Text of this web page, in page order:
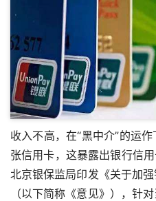
收入不高，在“黑中介”的运
张信用卡，这暴露出银行信
北京银保监局印发《关于加
（以下简称《意见》），针